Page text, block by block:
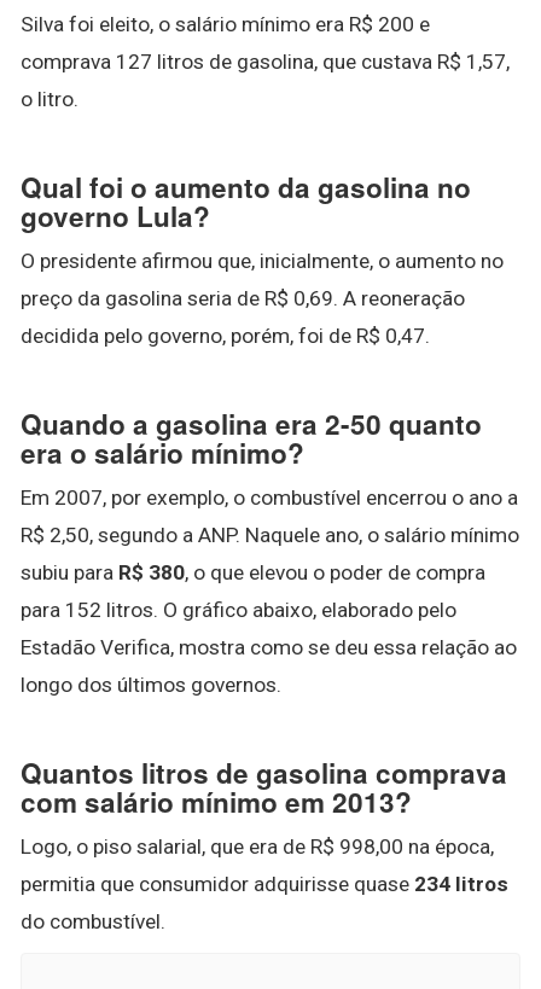
Silva foi eleito, o salário mínimo era R$ 200 e
comprava 127 litros de gasolina, que custava R$ 1,57,
o litro.
Qual foi o aumento da gasolina no
governo Lula?
O presidente afirmou que, inicialmente, o aumento no
preço da gasolina seria de R$ 0,69. A reoneração
decidida pelo governo, porém, foi de R$ 0,47.
Quando a gasolina era 2-50 quanto
era o salário mínimo?
Em 2007, por exemplo, o combustível encerrou o ano a
R$ 2,50, segundo a ANP. Naquele ano, o salário mínimo
subiu para R$ 380, o que elevou o poder de compra
para 152 litros. O gráfico abaixo, elaborado pelo
Estadão Verifica, mostra como se deu essa relação ao
longo dos últimos governos.
Quantos litros de gasolina comprava
com salário mínimo em 2013?
Logo, o piso salarial, que era de R$ 998,00 na época,
permitia que consumidor adquirisse quase 234 litros
do combustível.